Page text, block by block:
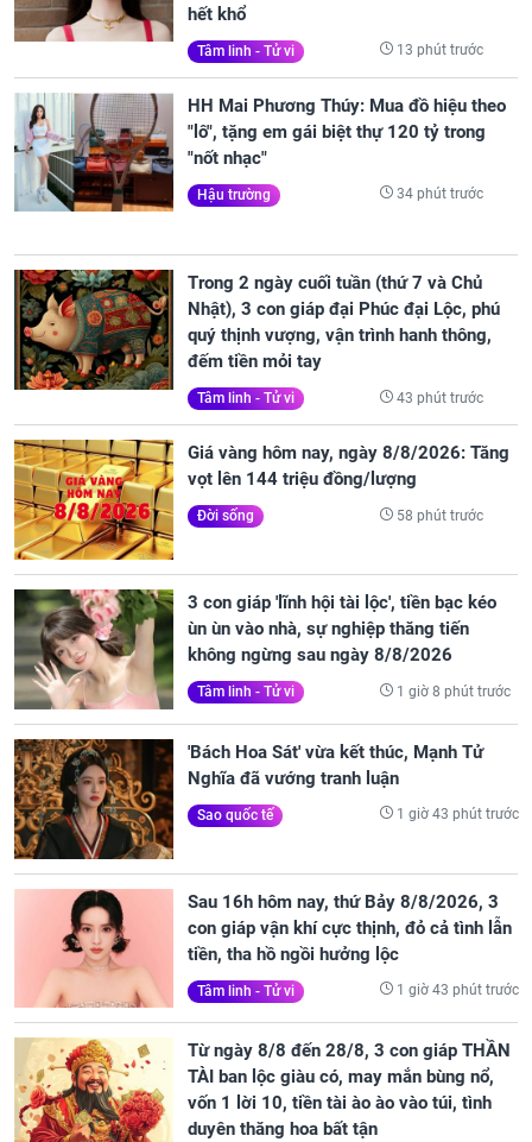
hết khổ
Tâm linh - Tử vi 13 phút trước
HH Mai Phương Thúy: Mua đồ hiệu theo
"lô", tặng em gái biệt thự 120 tỷ trong
"nốt nhạc"
Hậu trường 34 phút trước
Trong 2 ngày cuối tuần (thứ 7 và Chủ
Nhật), 3 con giáp đại Phúc đại Lộc, phú
quý thịnh vượng, vận trình hanh thông,
đếm tiền mỏi tay
Tâm linh - Tử vi 43 phút trước
Giá vàng hôm nay, ngày 8/8/2026: Tăng
vọt lên 144 triệu đồng/lượng
Đời sống 58 phút trước
3 con giáp 'lĩnh hội tài lộc', tiền bạc kéo
ùn ùn vào nhà, sự nghiệp thăng tiến
không ngừng sau ngày 8/8/2026
Tâm linh - Tử vi 1 giờ 8 phút trước
'Bách Hoa Sát' vừa kết thúc, Mạnh Tử
Nghĩa đã vướng tranh luận
Sao quốc tế 1 giờ 43 phút trước
Sau 16h hôm nay, thứ Bảy 8/8/2026, 3
con giáp vận khí cực thịnh, đỏ cả tình lẫn
tiền, tha hồ ngồi hưởng lộc
Tâm linh - Tử vi 1 giờ 43 phút trước
Từ ngày 8/8 đến 28/8, 3 con giáp THẦN
TÀI ban lộc giàu có, may mắn bùng nổ,
vốn 1 lời 10, tiền tài ào ào vào túi, tình
duyên thăng hoa bất tận